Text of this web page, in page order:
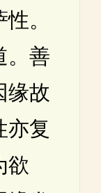
。
。善
缘故
亦复
欲